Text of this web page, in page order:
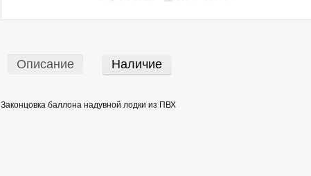
Описание Наличие
Законцовка баллона надувной лодки из ПВХ